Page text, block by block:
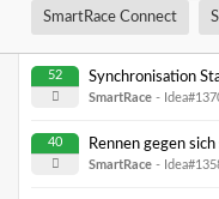
SmartRace Connect
52
SmartRace -
40
SmartRace -